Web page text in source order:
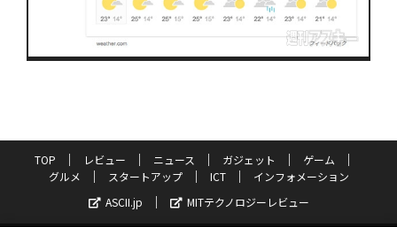
TOP レビュー ニュース ガジェット
ゲーム
グルメ
スタートアップ ICT
インフォメーション
ASCII.jp
MITテクノロジーレビュー